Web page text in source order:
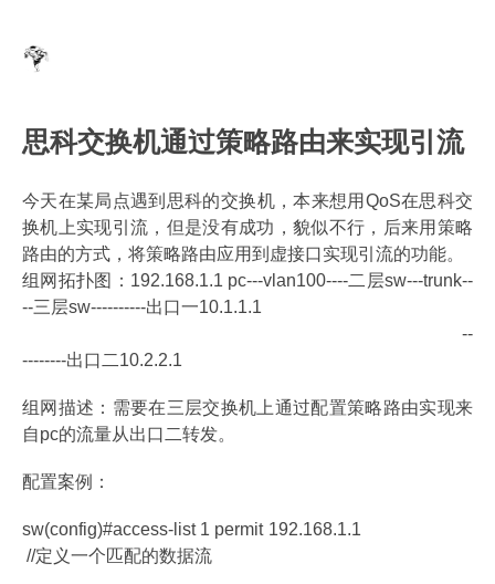
思科交换机通过策略路由来实现引流
今天在某局点遇到思科的交换机，本来想用QoS在思科交
换机上实现引流，但是没有成功，貌似不行，后来用策略
路由的方式，将策略路由应用到虚接口实现引流的功能。
组网拓扑图：192.168.1.1 pc---vlan100----二层sw---trunk--
--三层sw----------出口一10.1.1.1
--
--------出口二10.2.2.1
组网描述：需要在三层交换机上通过配置策略路由实现来
自pc的流量从出口二转发。
配置案例：
sw(config)#access-list 1 permit 192.168.1.1
//定义一个匹配的数据流